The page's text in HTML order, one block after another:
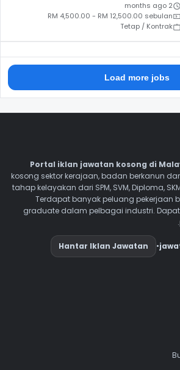
2 months ago
RM 4,500.00 - RM 12,500.00 sebulan
Tetap / Kontrak
Load more jobs
Portal iklan jawatan kosong di
kosong sektor kerajaan, badan berkanun
tahap kelayakan dari SPM, SVM, Diploma,
Terdapat banyak peluang pekerjaan
graduate dalam pelbagai industri.
•
Hantar Iklan Jawatan